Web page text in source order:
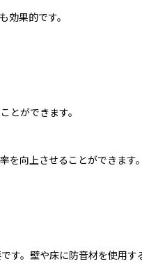
効果的です。
とができます。
向上させることができます。
。壁や床に防音材を使用す